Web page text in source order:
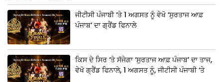
ਜੀਟੀਸੀ ਪੰਜਾਬੀ ‘ਤੇ 1 ਅਗਸਤ ਨੂੰ ਵੇਖੋ ‘ਸੁਰਤਾਜ ਆਫ਼
ਪੰਜਾਬ’ ਦਾ ਗ੍ਰੈਂਡ ਫਿਨਾਲੇ
ਕਿਸ ਦੇ ਸਿਰ ‘ਤੇ ਸੱਜੇਗਾ ‘ਸੁਰਤਾਜ ਆਫ਼ ਪੰਜਾਬ’ ਦਾ ਤਾਜ,
ਵੇਖੋ ਗ੍ਰੈਂਡ ਫਿਨਾਲੇ, 1 ਅਗਸਤ ਨੂੰ, ਜੀਟੀਸੀ ਪੰਜਾਬੀ ‘ਤੇ